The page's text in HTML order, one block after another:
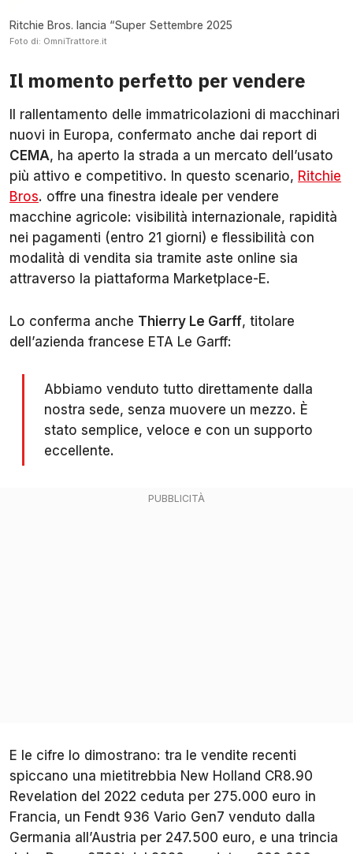
Ritchie Bros. lancia “Super Settembre 2025
Foto di: OmniTrattore.it
Il momento perfetto per vendere
Il rallentamento delle immatricolazioni di macchinari
nuovi in Europa, confermato anche dai report di
CEMA, ha aperto la strada a un mercato dell’usato
più attivo e competitivo. In questo scenario, Ritchie
Bros. offre una finestra ideale per vendere
macchine agricole: visibilità internazionale, rapidità
nei pagamenti (entro 21 giorni) e flessibilità con
modalità di vendita sia tramite aste online sia
attraverso la piattaforma Marketplace-E.
Lo conferma anche Thierry Le Garff, titolare
dell’azienda francese ETA Le Garff:
Abbiamo venduto tutto direttamente dalla
nostra sede, senza muovere un mezzo. È
stato semplice, veloce e con un supporto
eccellente.
E le cifre lo dimostrano: tra le vendite recenti
spiccano una mietitrebbia New Holland CR8.90
Revelation del 2022 ceduta per 275.000 euro in
Francia, un Fendt 936 Vario Gen7 venduto dalla
Germania all’Austria per 247.500 euro, e una trincia